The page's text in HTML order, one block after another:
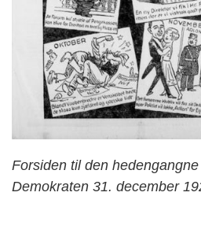
Forsiden til den
Demokraten 31. december